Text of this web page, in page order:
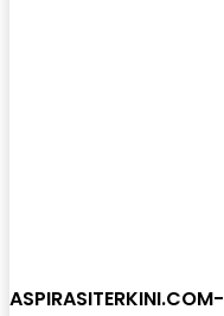
ASPIRASITERKINI.COM-